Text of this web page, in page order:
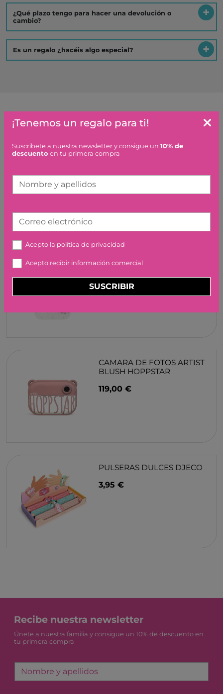
¿Qué plazo tengo para hacer una devolución o
cambio?
Es un regalo ¿hacéis algo especial?
Artículos similares o que combinan
MINI REGALOS - MINI
ROCKAHULA KIDS
7,95 €
CAMARA DE FOTOS ARTIST
BLUSH HOPPSTAR
119,00 €
PULSERAS DULCES DJECO
3,95 €
Recibe nuestra newsletter
Únete a nuestra familia y consigue un 10% de descuento en
tu primera compra
Nombre y apellidos
¡Tenemos un regalo para ti!
Suscríbete a nuestra newsletter y consigue un 10% de
descuento en tu primera compra
Nombre y apellidos
Correo electrónico
Acepto la política de privacidad
Acepto recibir información comercial
SUSCRIBIR